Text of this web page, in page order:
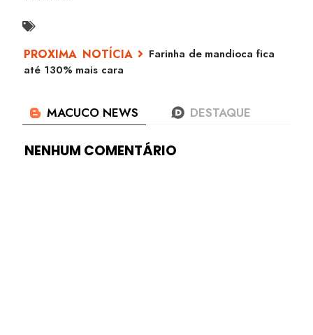
Farinha de mandioca fica
até 130% mais cara
NENHUM COMENTÁRIO